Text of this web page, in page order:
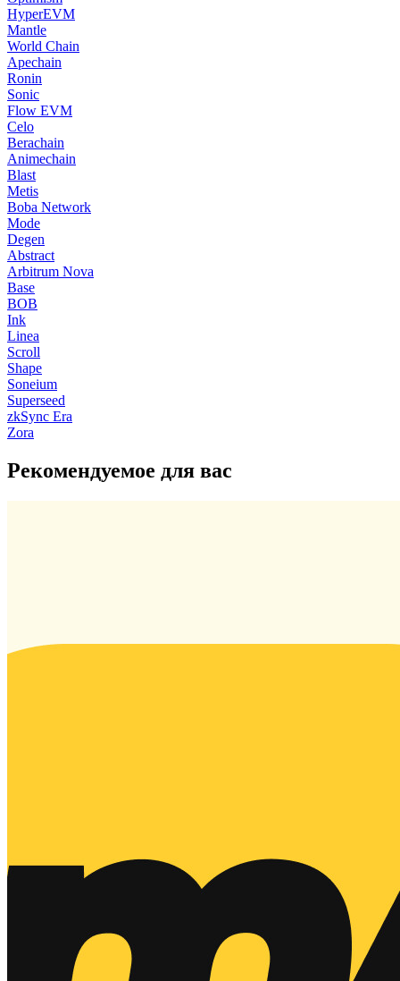
HyperEVM
Mantle
World Chain
Apechain
Ronin
Sonic
Flow EVM
Celo
Berachain
Animechain
Blast
Metis
Boba Network
Mode
Degen
Abstract
Arbitrum Nova
Base
BOB
Ink
Linea
Scroll
Shape
Soneium
Superseed
zkSync Era
Zora
Рекомендуемое для вас